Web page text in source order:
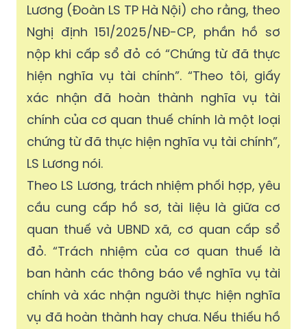
Lương (Đoàn LS TP Hà Nội) cho rằng, theo
Nghị định 151/2025/NĐ-CP, phần hồ sơ
nộp khi cấp sổ đỏ có “Chứng từ đã thực
hiện nghĩa vụ tài chính”. “Theo tôi, giấy
xác nhận đã hoàn thành nghĩa vụ tài
chính của cơ quan thuế chính là một loại
chứng từ đã thực hiện nghĩa vụ tài chính”,
LS Lương nói.
Theo LS Lương, trách nhiệm phối hợp, yêu
cầu cung cấp hồ sơ, tài liệu là giữa cơ
quan thuế và UBND xã, cơ quan cấp sổ
đỏ. “Trách nhiệm của cơ quan thuế là
ban hành các thông báo về nghĩa vụ tài
chính và xác nhận người thực hiện nghĩa
vụ đã hoàn thành hay chưa. Nếu thiếu hồ